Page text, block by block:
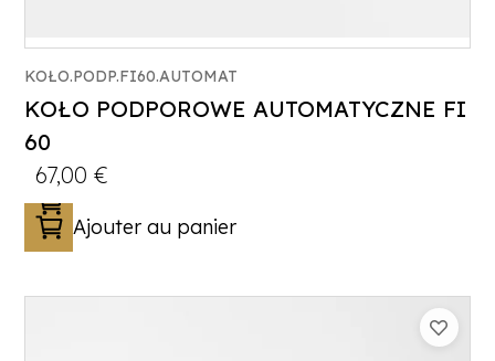
KOŁO.PODP.FI60.AUTOMAT
KOŁO PODPOROWE AUTOMATYCZNE FI
60
67,00€
Ajouter au panier